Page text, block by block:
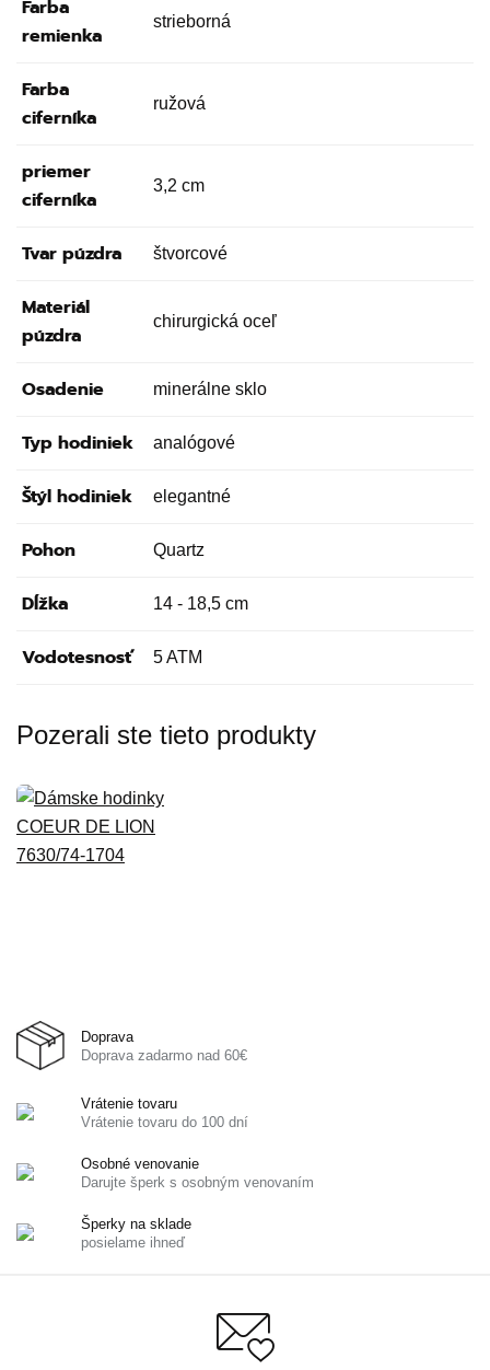
Farba
remienka
strieborná
Farba
ciferníka
ružová
priemer
ciferníka
3,2 cm
Tvar púzdra štvorcové
Materiál
púzdra
chirurgická oceľ
Osadenie minerálne sklo
Typ hodiniek analógové
Štýl hodiniek elegantné
Pohon Quartz
Dĺžka 14 - 18,5 cm
Vodotesnosť 5 ATM
Pozerali ste tieto produkty
Doprava
Doprava zadarmo nad 60€
Vrátenie tovaru
Vrátenie tovaru do 100 dní
Osobné venovanie
Darujte šperk s osobným venovaním
Šperky na sklade
posielame ihneď